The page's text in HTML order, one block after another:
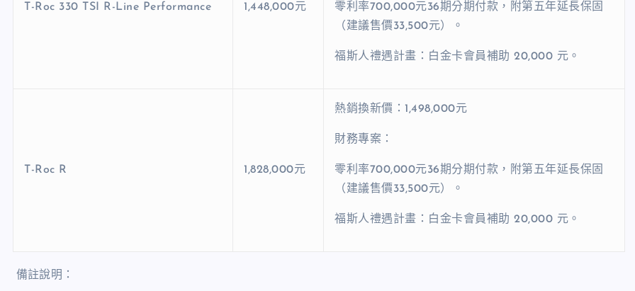
T-Roc 330 TSI R-Line Performance 1,448,000元
零利率700,000元36期分期付款，附第五年延長保固
（建議售價33,500元）。
福斯人禮遇計畫：白金卡會員補助 20,000 元。
T-Roc R 1,828,000元
熱銷換新價：1,498,000元
財務專案：
零利率700,000元36期分期付款，附第五年延長保固
（建議售價33,500元）。
福斯人禮遇計畫：白金卡會員補助 20,000 元。
備註說明：